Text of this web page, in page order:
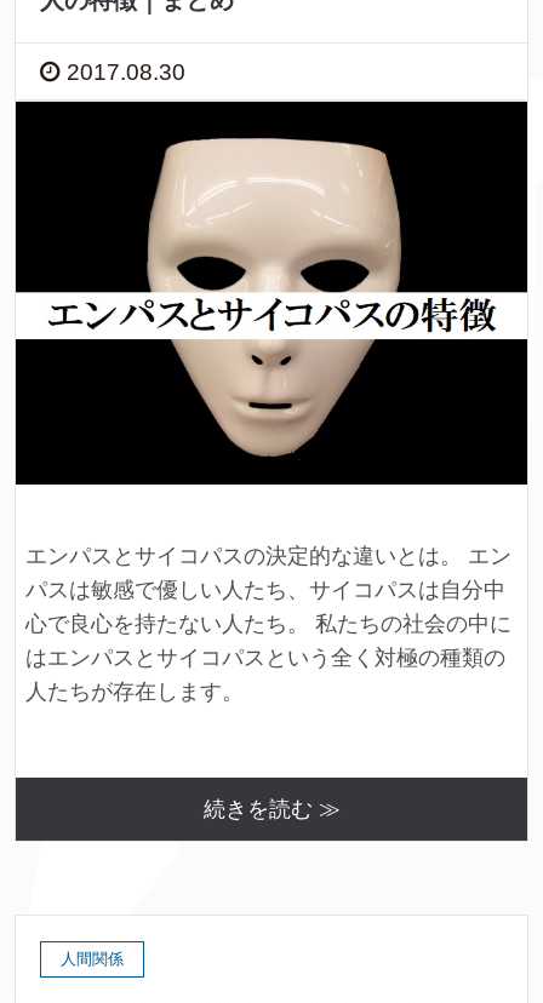
2017.08.30
エンパスとサイコパスの決定的な違いとは。 エン
パスは敏感で優しい人たち、サイコパスは自分中
心で良心を持たない人たち。 私たちの社会の中に
はエンパスとサイコパスという全く対極の種類の
人たちが存在します。
続きを読む ≫
人間関係